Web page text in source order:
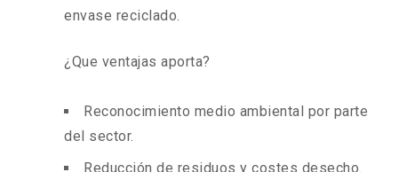
envase reciclado.
¿Que ventajas aporta?
Reconocimiento medio ambiental por parte
del sector.
Reducción de residuos y costes desecho.